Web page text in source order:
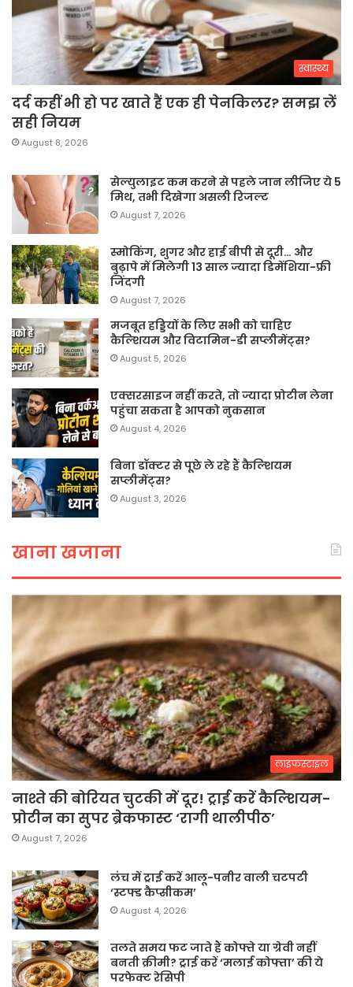
स्वास्थ्य
दर्द कहीं भी हो पर खाते हैं एक ही पेनकिलर? समझ लें
सही नियम
August 8, 2026
सेल्युलाइट कम करने से पहले जान लीजिए ये 5
मिथ, तभी दिखेगा असली रिजल्ट
August 7, 2026
स्मोकिंग, शुगर और हाई बीपी से दूरी… और
बुढ़ापे में मिलेगी 13 साल ज्यादा डिमेंशिया-फ्री
जिंदगी
August 7, 2026
मजबूत हड्डियों के लिए सभी को चाहिए
कैल्शियम और विटामिन-डी सप्लीमेंट्स?
August 5, 2026
एक्सरसाइज नहीं करते, तो ज्यादा प्रोटीन लेना
पहुंचा सकता है आपको नुकसान
August 4, 2026
बिना डॉक्टर से पूछे ले रहे हैं कैल्शियम
सप्लीमेंट्स?
August 3, 2026
खाना खजाना
लाइफस्टाइल
नाश्ते की बोरियत चुटकी में दूर! ट्राई करें कैल्शियम-
प्रोटीन का सुपर ब्रेकफास्ट ‘रागी थालीपीठ’
August 7, 2026
लंच में ट्राई करें आलू-पनीर वाली चटपटी
‘स्टफ्ड कैप्सीकम’
August 4, 2026
तलते समय फट जाते हैं कोफ्ते या ग्रेवी नहीं
बनती क्रीमी? ट्राई करें ‘मलाई कोफ्ता’ की ये
परफेक्ट रेसिपी